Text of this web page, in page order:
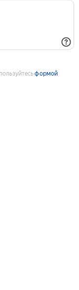
формой